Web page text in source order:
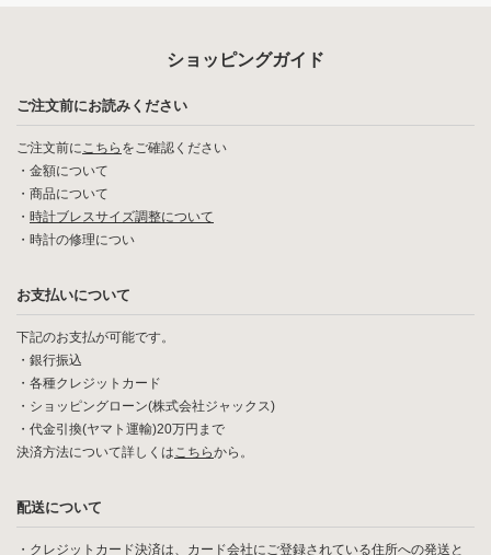
ショッピングガイド
ご注文前にお読みください
ご注文前にこちら をご確認ください
・ 金額について
・ 商品について
・ 時計ブレスサイズ調整について
・ 時計の修理につい
お支払いについて
下記のお支払が可能です。
・銀行振込
・各種クレジットカード
・ショッピングローン(株式会社ジャックス)
・代金引換(ヤマト運輸)20万円まで
決済方法について詳しくはこちらから。
配送について
・クレジットカード決済は、カード会社にご登録されている住所への発送と